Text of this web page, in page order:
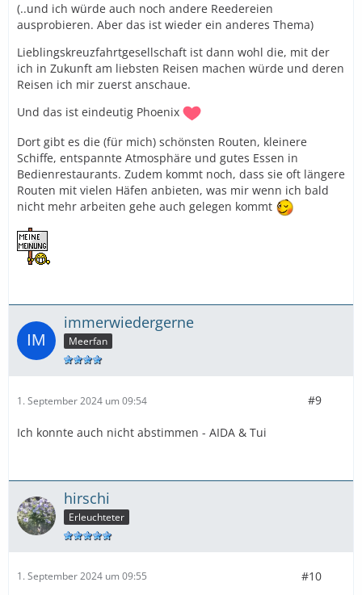
(..und ich würde auch noch andere Reedereien
ausprobieren. Aber das ist wieder ein anderes Thema)
Lieblingskreuzfahrtgesellschaft ist dann wohl die, mit der
ich in Zukunft am liebsten Reisen machen würde und deren
Reisen ich mir zuerst anschaue.
Und das ist eindeutig Phoenix
Dort gibt es die (für mich) schönsten Routen, kleinere
Schiffe, entspannte Atmosphäre und gutes Essen in
Bedienrestaurants. Zudem kommt noch, dass sie oft längere
Routen mit vielen Häfen anbieten, was mir wenn ich bald
nicht mehr arbeiten gehe auch gelegen kommt
immerwiedergerne
Meerfan
1. September 2024 um 09:54 #9
Ich konnte auch nicht abstimmen - AIDA & Tui
hirschi
Erleuchteter
1. September 2024 um 09:55 #10